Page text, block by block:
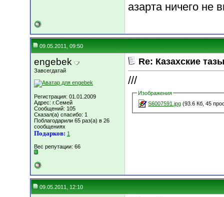
азарта ничего не
09.05.2011, 09:50
engebek
Завсегдатай
Регистрация: 01.01.2009
Адрес: г.Семей
Сообщений: 105
Сказал(а) спасибо: 1
Поблагодарили 65 раз(а) в 26
сообщениях
Подарков: 1
Вес репутации: 66
Re: Казахские
///
Изображения
S6007591.jpg (93.6 Кб, 45
09.05.2011, 12:10